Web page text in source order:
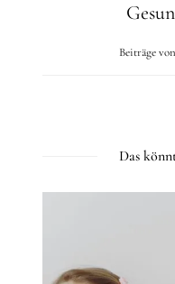
Beiträge
Das